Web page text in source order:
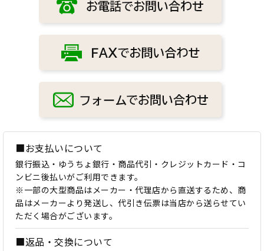
■お支払いについて
銀行振込・ゆうちょ銀行・商品代引・クレジットカード・コ
ンビニ後払いがご利用できます。
※一部の大型商品はメーカー・代理店から直送するため、商
品はメーカーより発送し、代引き伝票は当店から送らせてい
ただく場合がございます。
■返品・交換について